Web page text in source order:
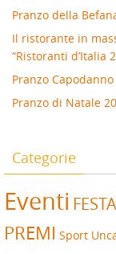
Pranzo della
Il ristorante in
“Ristoranti d’Italia
Pranzo
Pranzo di Natale
Categorie
Eventi
PREMI Sport